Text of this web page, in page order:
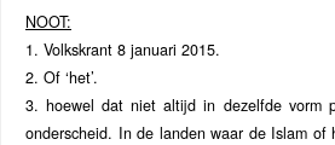
NOOT:
1. Volkskrant 8 januari 2015.
2. Of ‘het’.
3. hoewel dat niet altijd in dezelfde vorm
onderscheid. In de landen waar de Islam of